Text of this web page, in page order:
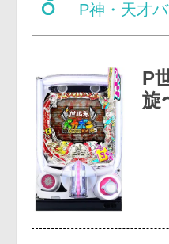
P神・天才
P
旋